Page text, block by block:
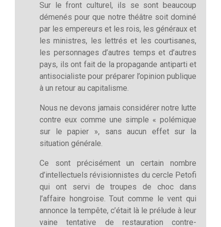
Sur le front culturel, ils se sont beaucoup
démenés pour que notre théâtre soit dominé
par les empereurs et les rois, les généraux et
les ministres, les lettrés et les courtisanes,
les personnages d’autres temps et d’autres
pays, ils ont fait de la propagande antiparti et
antisocialiste pour préparer l’opinion publique
à un retour au capitalisme.
Nous ne devons jamais considérer notre lutte
contre eux comme une simple « polémique
sur le papier », sans aucun effet sur la
situation générale.
Ce sont précisément un certain nombre
d’intellectuels révisionnistes du cercle Petofi
qui ont servi de troupes de choc dans
l’affaire hongroise. Tout comme le vent qui
annonce la tempête, c’était là le prélude à leur
vaine tentative de restauration contre-